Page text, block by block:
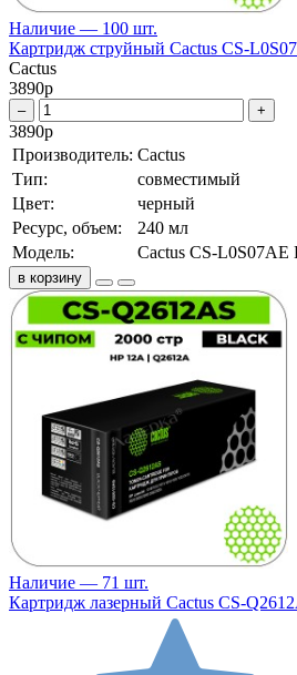
Наличие — 100 шт.
Картридж струйный Cactus CS-
Cactus
3890р
– +
3890р
Производитель: Cactus
Тип:
совместимый
Цвет:
черный
Ресурс, объем:
240 мл
Модель:
Cactus CS-
в корзину
Наличие — 71 шт.
Картридж лазерный Cactus CS-